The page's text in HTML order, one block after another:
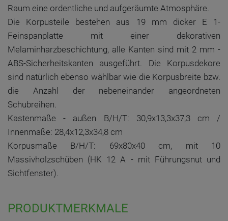
Raum eine ordentliche und aufgeräumte Atmosphäre.
Die Korpusteile bestehen aus 19 mm dicker E 1-
Feinspanplatte mit einer dekorativen
Melaminharzbeschichtung, alle Kanten sind mit 2 mm -
ABS-Sicherheitskanten ausgeführt. Die Korpusdekore
sind natürlich ebenso wählbar wie die Korpusbreite bzw.
die Anzahl der nebeneinander angeordneten
Schubreihen.
Kastenmaße - außen B/H/T: 30,9x13,3x37,3 cm /
Innenmaße: 28,4x12,3x34,8 cm
Korpusmaße B/H/T: 69x80x40 cm, mit 10
Massivholzschüben (HK 12 A - mit Führungsnut und
Sichtfenster).
PRODUKTMERKMALE